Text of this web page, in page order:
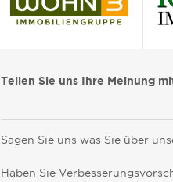
Teilen Sie uns Ihre Meinung
Sagen Sie uns was Sie über
Haben Sie